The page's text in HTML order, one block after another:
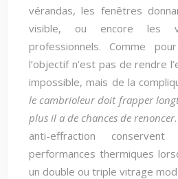
vérandas, les fenêtres
visible, ou encore les
professionnels. Comme
l’objectif n’est pas de rendre
impossible, mais de la
le cambrioleur doit frapper
plus il a de chances de renoncer
anti-effraction
performances thermiques
un double ou triple vitrage